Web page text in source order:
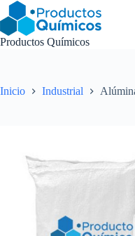
Saltar
al
contenido
Productos Químicos
Inicio Industrial